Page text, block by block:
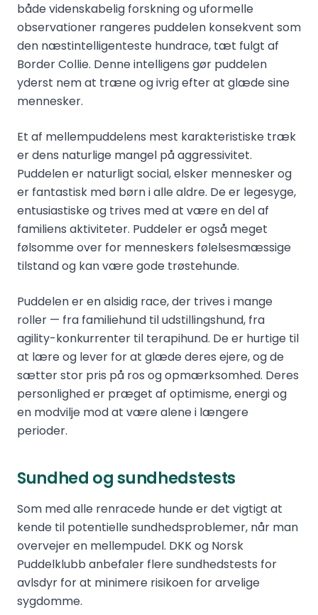
både videnskabelig forskning og uformelle
observationer rangeres puddelen konsekvent som
den næstintelligenteste hundrace, tæt fulgt af
Border Collie. Denne intelligens gør puddelen
yderst nem at træne og ivrig efter at glæde sine
mennesker.
Et af mellempuddelens mest karakteristiske træk
er dens naturlige mangel på aggressivitet.
Puddelen er naturligt social, elsker mennesker og
er fantastisk med børn i alle aldre. De er legesyge,
entusiastiske og trives med at være en del af
familiens aktiviteter. Puddeler er også meget
følsomme over for menneskers følelsesmæssige
tilstand og kan være gode trøstehunde.
Puddelen er en alsidig race, der trives i mange
roller — fra familiehund til udstillingshund, fra
agility-konkurrenter til terapihund. De er hurtige til
at lære og lever for at glæde deres ejere, og de
sætter stor pris på ros og opmærksomhed. Deres
personlighed er præget af optimisme, energi og
en modvilje mod at være alene i længere
perioder.
Sundhed og sundhedstests
Som med alle renracede hunde er det vigtigt at
kende til potentielle sundhedsproblemer, når man
overvejer en mellempudel. DKK og Norsk
Puddelklubb anbefaler flere sundhedstests for
avlsdyr for at minimere risikoen for arvelige
sygdomme.